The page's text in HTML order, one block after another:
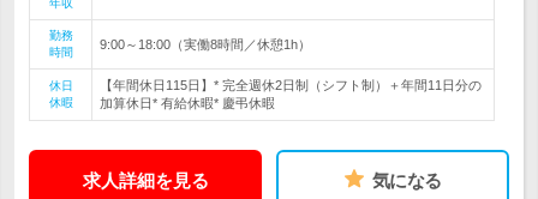
年収
勤務
時間
9:00～18:00（実働8時間／休憩1h）
休日
休暇
【年間休日115日】* 完全週休2日制（シフト制）＋年間11日分の
加算休日* 有給休暇* 慶弔休暇
求人詳細を見る 気になる